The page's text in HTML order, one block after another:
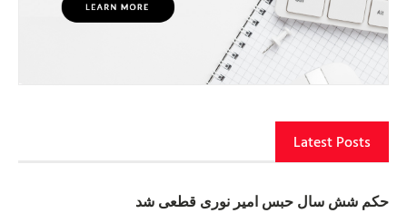
Latest Posts
حکم شش سال حبس امیر نوری قطعی شد